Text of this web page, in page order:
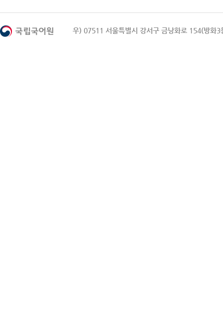
우) 07511 서울특별시 강서구 금낭화로 154(방화3